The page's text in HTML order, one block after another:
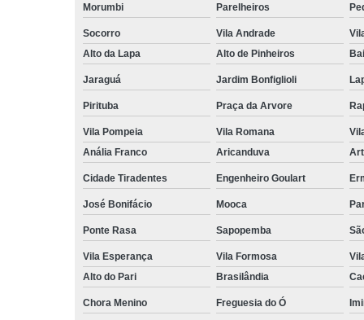
Morumbi Parelheiros
Socorro Vila Andrade
Alto da Lapa
Alto de Pinheiros
Jaraguá Jardim Bonfiglioli
Pirituba Praça da Arvore
Vila Pompeia Vila Romana
Anália Franco
Aricanduva
Cidade Tiradentes Engenheiro Goulart
José Bonifácio Mooca
Ponte Rasa Sapopemba
Vila Esperança Vila Formosa
Alto do Pari
Brasilândia
Chora Menino Freguesia do Ó